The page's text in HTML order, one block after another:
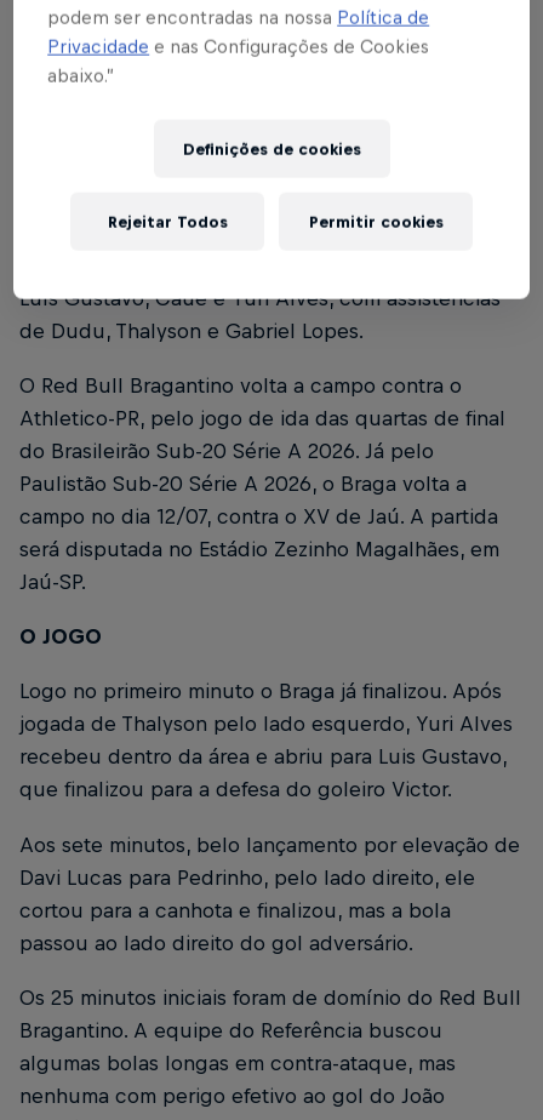
Escrito por Bruno Sousa
4 min de leitura
Published on 05.07.2026 · 15:51 UTC
em partida disputada no Estádio Hermínio Espósito,
Luís Gustavo, Cauê e Yuri Alves, com assistências
de Dudu, Thalyson e Gabriel Lopes.
O Red Bull Bragantino volta a campo contra o
Athletico-PR, pelo jogo de ida das quartas de final
do Brasileirão Sub-20 Série A 2026. Já pelo
Paulistão Sub-20 Série A 2026, o Braga volta a
campo no dia 12/07, contra o XV de Jaú. A partida
será disputada no Estádio Zezinho Magalhães, em
Jaú-SP.
O JOGO
Logo no primeiro minuto o Braga já finalizou. Após
jogada de Thalyson pelo lado esquerdo, Yuri Alves
recebeu dentro da área e abriu para Luis Gustavo,
que finalizou para a defesa do goleiro Victor.
Aos sete minutos, belo lançamento por elevação de
Davi Lucas para Pedrinho, pelo lado direito, ele
cortou para a canhota e finalizou, mas a bola
passou ao lado direito do gol adversário.
Os 25 minutos iniciais foram de domínio do Red Bull
Bragantino. A equipe do Referência buscou
algumas bolas longas em contra-ataque, mas
nenhuma com perigo efetivo ao gol do João
podem ser encontradas na nossa Política de
Privacidade e nas Configurações de Cookies
abaixo.”
Definições de cookies
Rejeitar Todos Permitir cookies